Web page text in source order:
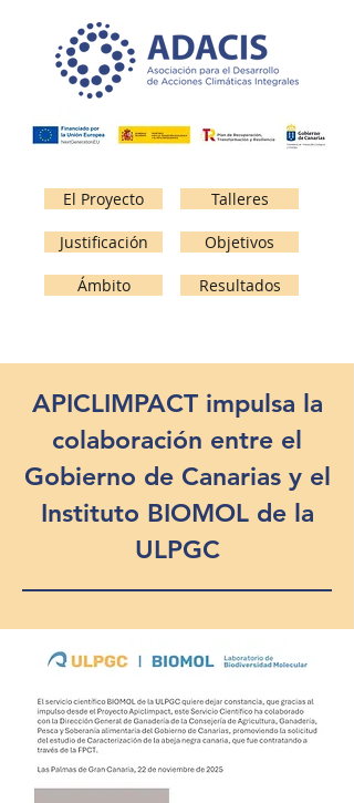
El Proyecto
Justificación
Ámbito
Talleres
Objetivos
Resultados
APICLIMPACT impulsa la
colaboración entre el
Gobierno de Canarias y el
Instituto BIOMOL de la
ULPGC